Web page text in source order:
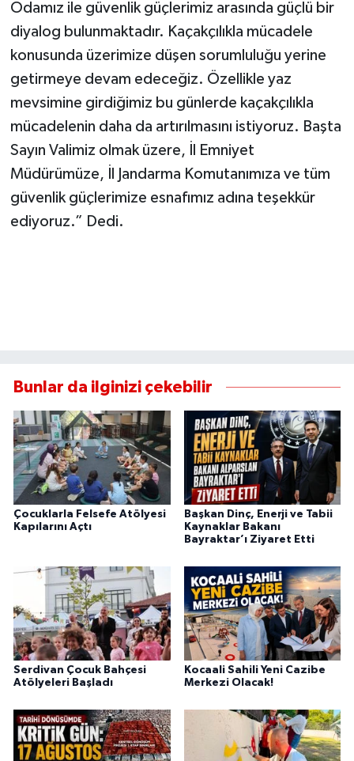
Odamız ile güvenlik güçlerimiz arasında güçlü bir
diyalog bulunmaktadır. Kaçakçılıkla mücadele
konusunda üzerimize düşen sorumluluğu yerine
getirmeye devam edeceğiz. Özellikle yaz
mevsimine girdiğimiz bu günlerde kaçakçılıkla
mücadelenin daha da artırılmasını istiyoruz. Başta
Sayın Valimiz olmak üzere, İl Emniyet
Müdürümüze, İl Jandarma Komutanımıza ve tüm
güvenlik güçlerimize esnafımız adına teşekkür
ediyoruz.” Dedi.
Bunlar da ilginizi çekebilir
Çocuklarla Felsefe Atölyesi
Kapılarını Açtı
Başkan Dinç, Enerji ve Tabii
Kaynaklar Bakanı
Bayraktar’ı Ziyaret Etti
Serdivan Çocuk Bahçesi
Atölyeleri Başladı
Kocaali Sahili Yeni Cazibe
Merkezi Olacak!